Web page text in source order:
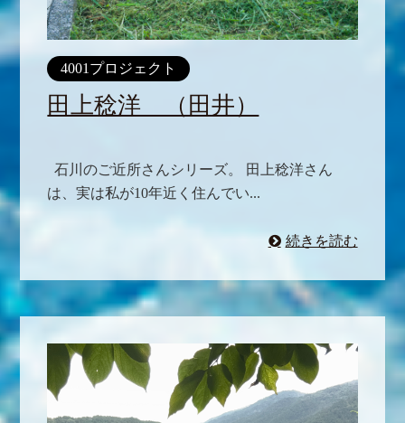
4001プロジェクト
田上稔洋 （田井）
石川のご近所さんシリーズ。 田上稔洋さん
は、実は私が10年近く住んでい...
続きを読む